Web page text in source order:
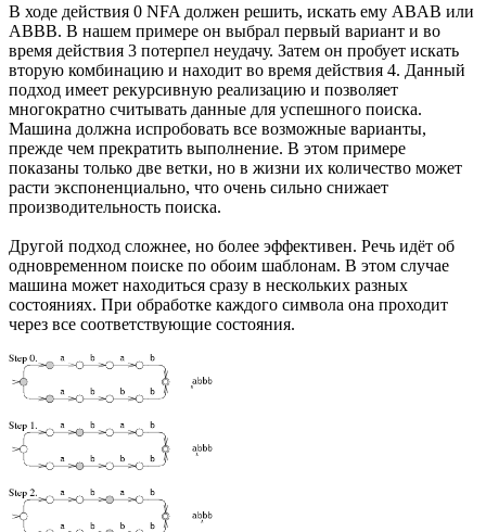
В ходе действия 0 NFA должен решить, искать ему ABAB или
ABBB. В нашем примере он выбрал первый вариант и во
время действия 3 потерпел неудачу. Затем он пробует искать
вторую комбинацию и находит во время действия 4. Данный
подход имеет рекурсивную реализацию и позволяет
многократно считывать данные для успешного поиска.
Машина должна испробовать все возможные варианты,
прежде чем прекратить выполнение. В этом примере
показаны только две ветки, но в жизни их количество может
расти экспоненциально, что очень сильно снижает
производительность поиска.
Другой подход сложнее, но более эффективен. Речь идёт об
одновременном поиске по обоим шаблонам. В этом случае
машина может находиться сразу в нескольких разных
состояниях. При обработке каждого символа она проходит
через все соответствующие состояния.